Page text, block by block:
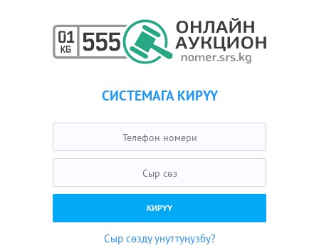
СИСТЕМАГА КИРҮҮ
Сыр сөздү унуттуңузбу?